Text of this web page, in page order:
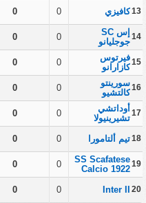
13كافيزي 0
0
14
إس SC
جوجليانو
0
0
15فيرتوس
كازارانو
0
0
16سورينتو
كالتشيو
0
0
17 أوداتشي
تشيرينيولا
0
0
18تيم ألتامورا 0
0
19
SS Scafatese
Calcio 1922
0
0
20
Inter II
0
0